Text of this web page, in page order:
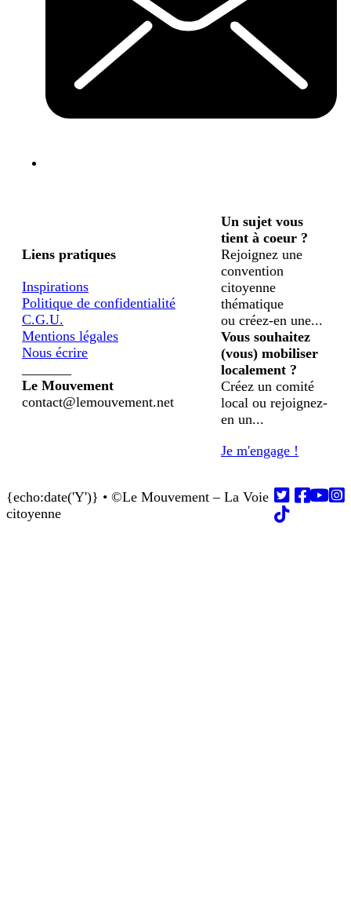
Liens pratiques
Inspirations
Politique de confidentialité
C.G.U.
Mentions légales
Nous écrire
Le Mouvement
contact@lemouvement.net
Un sujet vous
tient à coeur ?
Rejoignez une
convention
citoyenne
thématique
ou créez-en une...
Vous souhaitez
(vous) mobiliser
localement ?
Créez un comité
local ou rejoignez-
en un...
Je m'engage !
{echo:date('Y')} • ©Le Mouvement – La Voie
citoyenne
Follow us on
Follow us on
Follow us on
Follow us on
Follow us